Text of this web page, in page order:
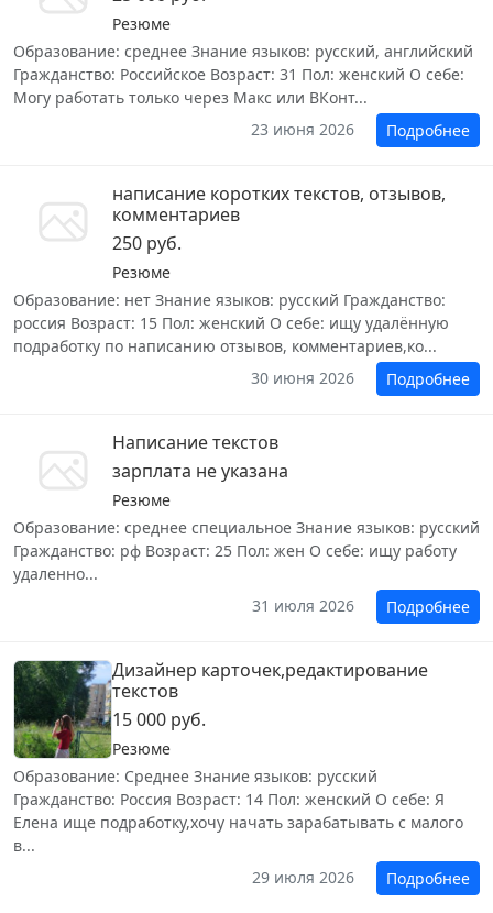
Резюме
Образование: среднее Знание языков: русский, английский
Гражданство: Российское Возраст: 31 Пол: женский О себе:
Могу работать только через Макс или ВКонт...
23 июня 2026
Подробнее
написание коротких текстов, отзывов,
комментариев
250 руб.
Резюме
Образование: нет Знание языков: русский Гражданство:
россия Возраст: 15 Пол: женский О себе: ищу удалённую
подработку по написанию отзывов, комментариев,ко...
30 июня 2026
Подробнее
Написание текстов
зарплата не указана
Резюме
Образование: среднее специальное Знание языков: русский
Гражданство: рф Возраст: 25 Пол: жен О себе: ищу работу
удаленно...
31 июля 2026
Подробнее
Дизайнер карточек,редактирование
текстов
15 000 руб.
Резюме
Образование: Среднее Знание языков: русский
Гражданство: Россия Возраст: 14 Пол: женский О себе: Я
Елена ище подработку,хочу начать зарабатывать с малого
в...
29 июля 2026
Подробнее